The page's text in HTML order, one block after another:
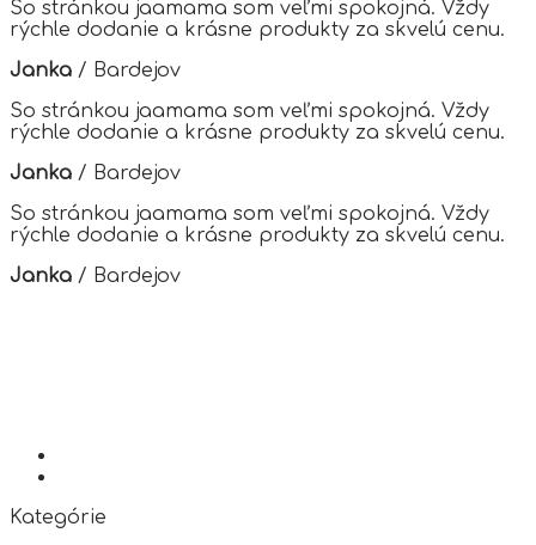
may
be
chosen
on
the
product
page
So stránkou jaamama som veľmi spokojná. Vždy
rýchle dodanie a krásne produkty za skvelú cenu.
Janka / Bardejov
So stránkou jaamama som veľmi spokojná. Vždy
rýchle dodanie a krásne produkty za skvelú cenu.
Janka / Bardejov
So stránkou jaamama som veľmi spokojná. Vždy
rýchle dodanie a krásne produkty za skvelú cenu.
Janka / Bardejov
Kategórie